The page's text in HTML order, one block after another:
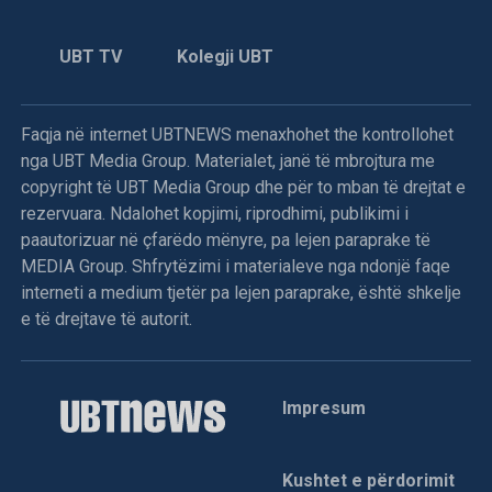
të serbëve të Bosnjës, që kohëve të fundit i përsëritën
helmetkaltërit ukrainas t’u dorëzojnë një tank T-55, dy qerre
të blinduara M-0, një bateri topash kundërajror dhe dy tri
orë më vonë e sulmuan helikopterin “Puma” të kontigjentit
francez, që kërkonte materialin e “vjedhur”.
Në bombardimet e NATO-s ndaj pozicioneve serbe morën
pjesë avionët amerikanë “A10”, mirazhët francez, jaguarët
britanikë dhe gjuajtësit holandez. Me këtë rast, komandanti
lidhje me bombardimet dhe “objektivët e qëlluar”, burimet
e NATOs theksojnë se “janë shkatërruar disa nga armët e
UBT TV Kolegji UBT
Faqja në internet UBTNEWS menaxhohet the kontrollohet
nga UBT Media Group. Materialet, janë të mbrojtura me
copyright të UBT Media Group dhe për to mban të drejtat e
rezervuara. Ndalohet kopjimi, riprodhimi, publikimi i
paautorizuar në çfarëdo mënyre, pa lejen paraprake të
MEDIA Group. Shfrytëzimi i materialeve nga ndonjë faqe
interneti a medium tjetër pa lejen paraprake, është shkelje
e të drejtave të autorit.
Impresum
Kushtet e përdorimit